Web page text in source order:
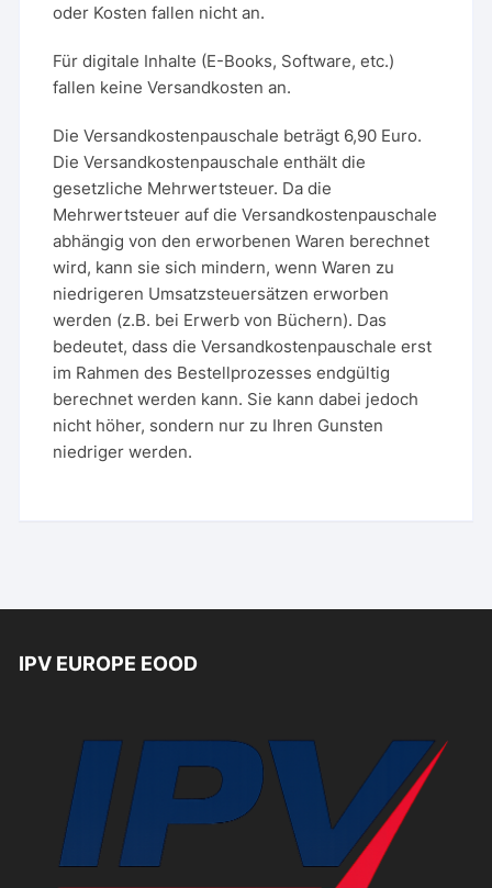
oder Kosten fallen nicht an.
Für digitale Inhalte (E-Books, Software, etc.)
fallen keine Versandkosten an.
Die Versandkostenpauschale beträgt 6,90 Euro.
Die Versandkostenpauschale enthält die
gesetzliche Mehrwertsteuer. Da die
Mehrwertsteuer auf die Versandkostenpauschale
abhängig von den erworbenen Waren berechnet
wird, kann sie sich mindern, wenn Waren zu
niedrigeren Umsatzsteuersätzen erworben
werden (z.B. bei Erwerb von Büchern). Das
bedeutet, dass die Versandkostenpauschale erst
im Rahmen des Bestellprozesses endgültig
berechnet werden kann. Sie kann dabei jedoch
nicht höher, sondern nur zu Ihren Gunsten
niedriger werden.
IPV EUROPE EOOD